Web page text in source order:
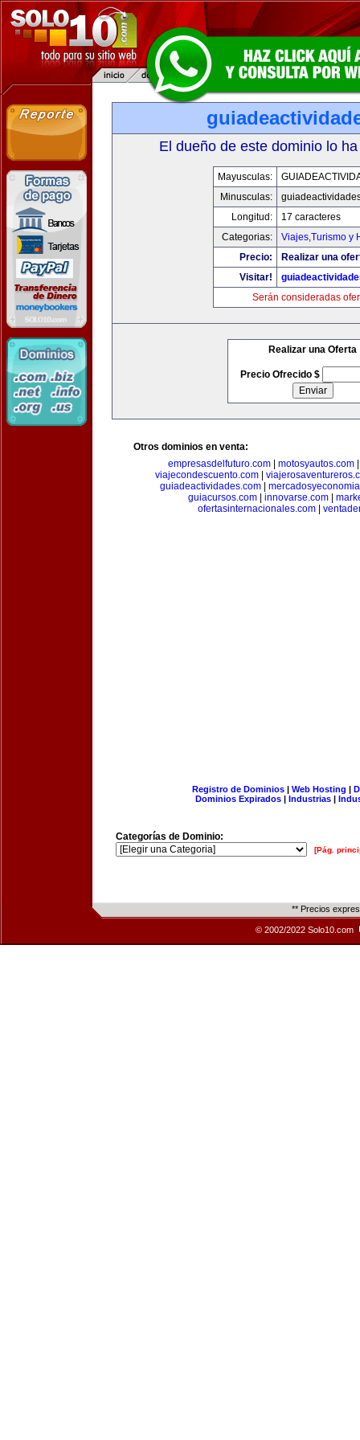
El dueño de este dominio lo
Mayusculas:
Minusculas:
Longitud:
17 caracteres
Categorias:
Viajes,Turismo y
Precio:
Realizar una
Visitar!
Serán consideradas
Realizar una Oferta
Precio Ofrecido $
Otros dominios en venta:
empresasdelfuturo.com| motosyautos.com
viajecondescuento.com
guiadeactividades.com|
guiacursos.com| innovarse.com|
ofertasinternacionales.com
Registro de Dominios| Web Hosting |
Dominios Expirados | Industrias |
Categorías de Dominio:
[Pág.
** Precios
© 2002/2022 Solo10.com